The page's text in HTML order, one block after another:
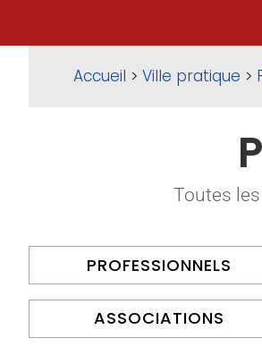
Accueil > Ville pratique >
Toutes
PROFESSIONNELS
ASSOCIATIONS